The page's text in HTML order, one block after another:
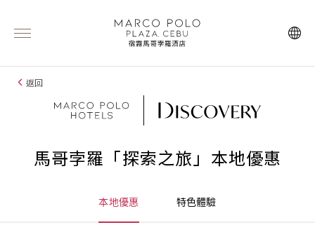
返回
馬哥孛羅「探索之旅」本地優惠
本地優惠 特色體驗